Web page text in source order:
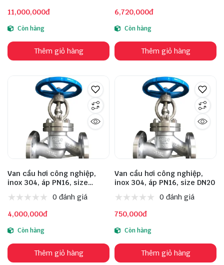
11,000,000đ
Còn hàng
Thêm giỏ hàng
6,720,000đ
Còn hàng
Thêm giỏ hàng
Van cầu hơi công nghiệp,
inox 304, áp PN16, size
0 đánh giá
4,000,000đ
Còn hàng
Thêm giỏ hàng
Van cầu hơi công nghiệp,
inox 304, áp PN16, size DN20
0 đánh giá
750,000đ
Còn hàng
Thêm giỏ hàng